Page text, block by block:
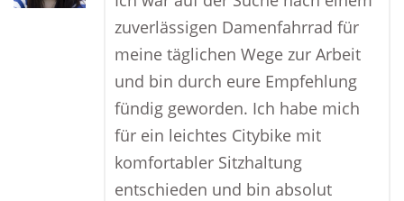
zuverlässigen Damenfahrrad für
meine täglichen Wege zur Arbeit
und bin durch eure Empfehlung
fündig geworden. Ich habe mich
für ein leichtes Citybike mit
komfortabler Sitzhaltung
entschieden und bin absolut